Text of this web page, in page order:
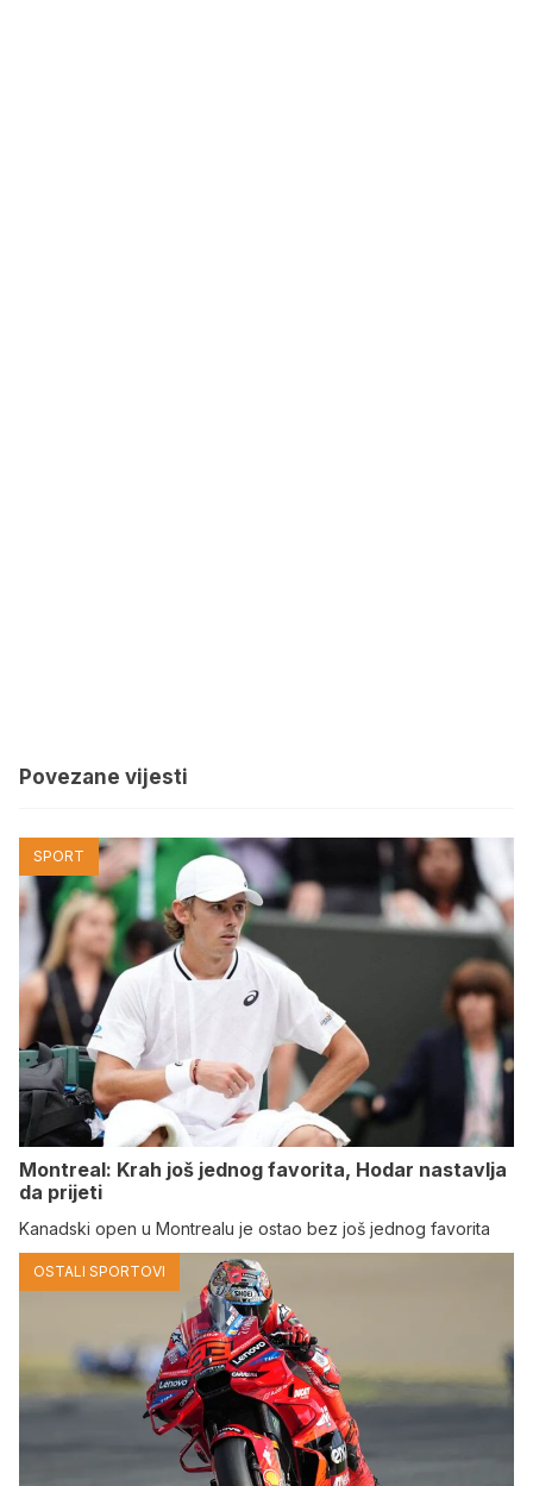
Povezane vijesti
SPORT
Montreal: Krah još jednog favorita, Hodar nastavlja
da prijeti
Kanadski open u Montrealu je ostao bez još jednog favorita
OSTALI SPORTOVI